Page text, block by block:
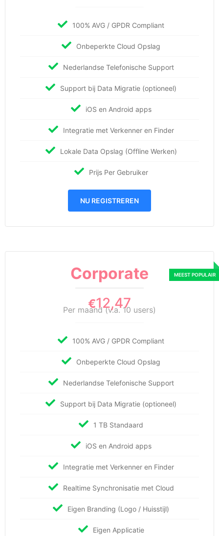
100% AVG / GPDR Compliant
Onbeperkte Cloud Opslag
Nederlandse Telefonische Support
Support bij Data Migratie (optioneel)
iOS en Android apps
Integratie met Verkenner en Finder
Lokale Data Opslag (Offline Werken)
Prijs Per Gebruiker
NU REGISTREREN
Corporate
€12,47
Per maand (v.a. 10 users)
100% AVG / GPDR Compliant
Onbeperkte Cloud Opslag
Nederlandse Telefonische Support
Support bij Data Migratie (optioneel)
1 TB Standaard
iOS en Android apps
Integratie met Verkenner en Finder
Realtime Synchronisatie met Cloud
Eigen Branding (Logo / Huisstijl)
Eigen Applicatie